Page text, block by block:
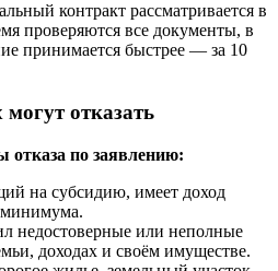
контракт рассматривается в
проверяются все документы, в
принимается быстрее — за 10
отказать
отказа по заявлению:
на субсидию, имеет доход
недостоверные или неполные
доходах и своём имуществе.